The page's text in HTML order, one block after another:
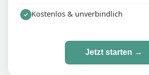
✓ Kostenlos & unverbindlich
Jetzt starten →